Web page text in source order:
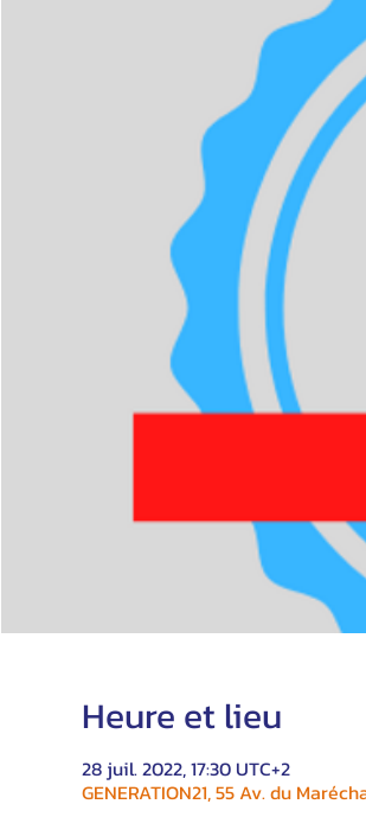
Heure et lieu
28 juil. 2022, 17:30 UTC+2
GENERATION21, 55 Av. du